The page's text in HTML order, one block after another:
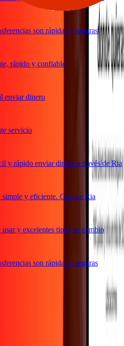
son rápidas y seguras
rápido y confiable
dinero
servicio
rápido enviar dinero a través de Ria
y eficiente. Gracias Ria
y excelentes tipos de cambio
son rápidas y seguras